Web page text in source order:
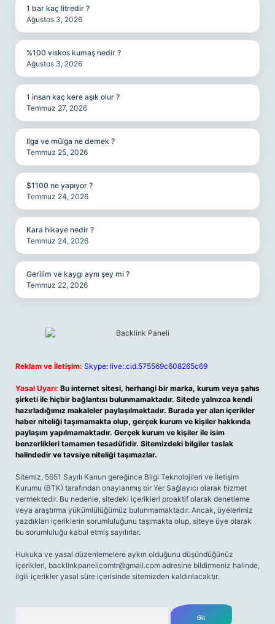
1 bar kaç litredir ?
Ağustos 3, 2026
%100 viskos kumaş nedir ?
Ağustos 3, 2026
1 insan kaç kere aşık olur ?
Temmuz 27, 2026
Ilga ve mülga ne demek ?
Temmuz 25, 2026
$1100 ne yapıyor ?
Temmuz 24, 2026
Kara hikaye nedir ?
Temmuz 24, 2026
Gerilim ve kaygı aynı şey mi ?
Temmuz 22, 2026
Reklam ve İletişim: Skype: live:.cid.575569c608265c69
Yasal Uyarı: Bu internet sitesi, herhangi bir marka, kurum veya şahıs
şirketi ile hiçbir bağlantısı bulunmamaktadır. Sitede yalnızca kendi
hazırladığımız makaleler paylaşılmaktadır. Burada yer alan içerikler
haber niteliği taşımamakta olup, gerçek kurum ve kişiler hakkında
paylaşım yapılmamaktadır. Gerçek kurum ve kişiler ile isim
benzerlikleri tamamen tesadüfidir. Sitemizdeki bilgiler taslak
halindedir ve tavsiye niteliği taşımazlar.
Sitemiz, 5651 Sayılı Kanun gereğince Bilgi Teknolojileri ve İletişim
Kurumu (BTK) tarafından onaylanmış bir Yer Sağlayıcı olarak hizmet
vermektedir. Bu nedenle, sitedeki içerikleri proaktif olarak denetleme
veya araştırma yükümlülüğümüz bulunmamaktadır. Ancak, üyelerimiz
yazdıkları içeriklerin sorumluluğunu taşımakta olup, siteye üye olarak
bu sorumluluğu kabul etmiş sayılırlar.
Hukuka ve yasal düzenlemelere aykırı olduğunu düşündüğünüz
içerikleri, backlinkpanelicomtr@gmail.com adresine bildirmeniz halinde,
ilgili içerikler yasal süre içerisinde sitemizden kaldırılacaktır.